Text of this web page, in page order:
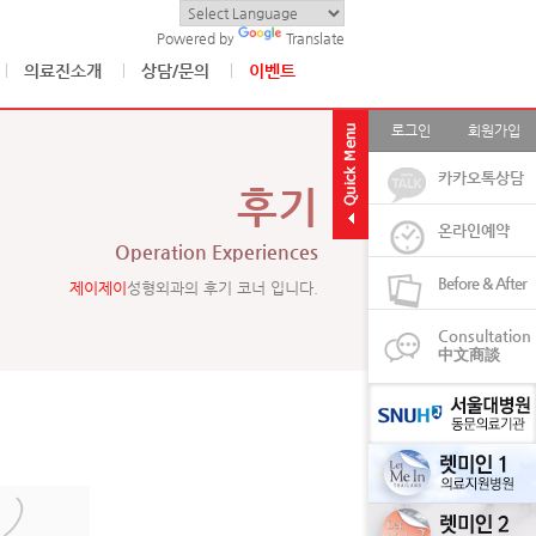
Powered by Translate
의료진소개 상담/문의 이벤트
후기
Operation Experiences
제이제이 성형외과의 후기 코너 입니다.
로그인 회원가입
카카오톡상담
온라인예약
Before & After
Consultation
中文商談